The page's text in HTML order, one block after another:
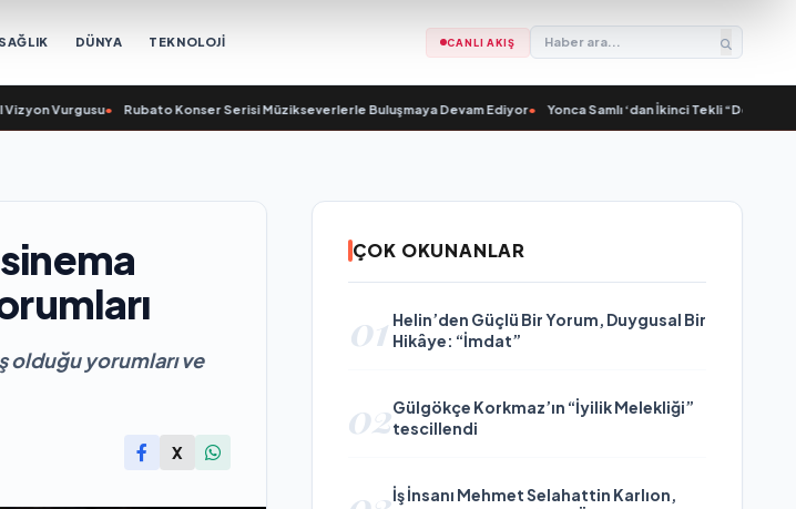
SAĞLIK DÜNYA TEKNOLOJİ CANLI AKIŞ
Vurgusu• Rubato Konser Serisi Müzikseverlerle Buluşmaya Devam Ediyor• Yonca Samlı ‘dan İkinci Tekli “Donacaksın
olduğu yorumları ve
X
ÇOK OKUNANLAR
01 Helin’den Güçlü Bir Yorum, Duygusal Bir
Hikâye: “İmdat”
02Gülgökçe Korkmaz’ın “İyilik Melekliği”
tescillendi
İş İnsanı Mehmet Selahattin Karlıon,